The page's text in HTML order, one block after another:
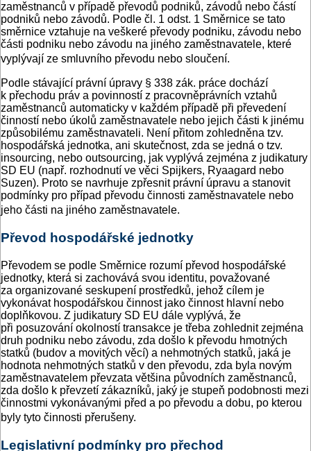
zaměstnanců v případě převodů podniků, závodů nebo částí
podniků nebo závodů. Podle čl. 1 odst. 1 Směrnice se tato
směrnice vztahuje na veškeré převody podniku, závodu nebo
části podniku nebo závodu na jiného zaměstnavatele, které
vyplývají ze smluvního převodu nebo sloučení.
Podle stávající právní úpravy § 338 zák. práce dochází
k přechodu práv a povinností z pracovněprávních vztahů
zaměstnanců automaticky v každém případě při převedení
činností nebo úkolů zaměstnavatele nebo jejich části k jinému
způsobilému zaměstnavateli. Není přitom zohledněna tzv.
hospodářská jednotka, ani skutečnost, zda se jedná o tzv.
insourcing, nebo outsourcing, jak vyplývá zejména z judikatury
SD EU (např. rozhodnutí ve věci Spijkers, Ryaagard nebo
Suzen). Proto se navrhuje zpřesnit právní úpravu a stanovit
podmínky pro případ převodu činnosti zaměstnavatele nebo
jeho části na jiného zaměstnavatele.
Převod hospodářské jednotky
Převodem se podle Směrnice rozumí převod hospodářské
jednotky, která si zachovává svou identitu, považované
za organizované seskupení prostředků, jehož cílem je
vykonávat hospodářskou činnost jako činnost hlavní nebo
doplňkovou. Z judikatury SD EU dále vyplývá, že
při posuzování okolností transakce je třeba zohlednit zejména
druh podniku nebo závodu, zda došlo k převodu hmotných
statků (budov a movitých věcí) a nehmotných statků, jaká je
hodnota nehmotných statků v den převodu, zda byla novým
zaměstnavatelem převzata většina původních zaměstnanců,
zda došlo k převzetí zákazníků, jaký je stupeň podobnosti mezi
činnostmi vykonávanými před a po převodu a dobu, po kterou
byly tyto činnosti přerušeny.
Legislativní podmínky pro přechod